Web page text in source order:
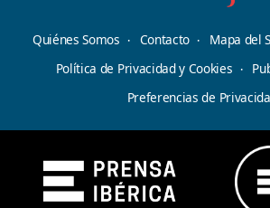
Quiénes Somos Contacto Mapa del
Política de Privacidad y Cookies
Preferencias de